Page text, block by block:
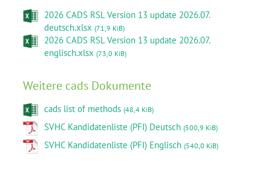
2026 CADS RSL Version 13 update 2026.07.
deutsch.xlsx (71,9 KiB)
2026 CADS RSL Version 13 update 2026.07.
englisch.xlsx (73,0 KiB)
Weitere cads Dokumente
cads list of methods (48,4 KiB)
SVHC Kandidatenliste (PFI) Deutsch (500,9 KiB)
SVHC Kandidatenliste (PFI) Englisch (540,0 KiB)